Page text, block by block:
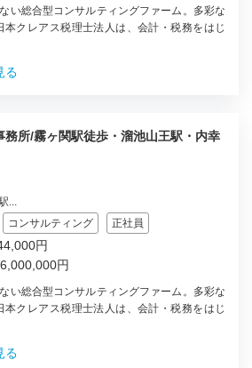
い総合型コンサルティングファーム。多彩な
本クレアス税理士法人は、会計・税務をはじ
る
務所/霧ヶ関駅徒歩・溜池山王駅・内幸
...
コンサルティング 正社員
円
円
い総合型コンサルティングファーム。多彩な
本クレアス税理士法人は、会計・税務をはじ
る